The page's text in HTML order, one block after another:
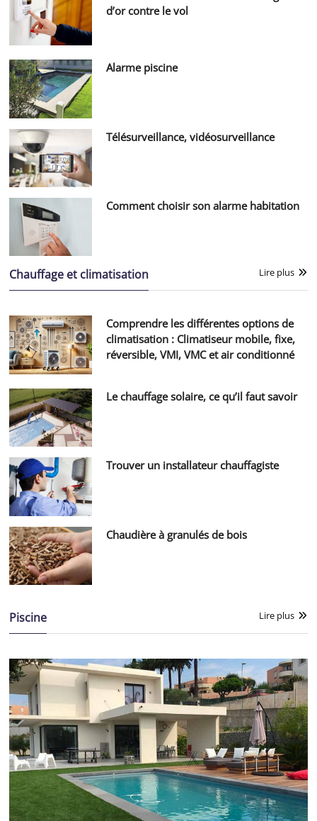
d’or contre le vol
Alarme piscine
Télésurveillance, vidéosurveillance
Comment choisir son alarme habitation
Chauffage et climatisation Lire plus
Comprendre les différentes options de
climatisation : Climatiseur mobile, fixe,
réversible, VMI, VMC et air conditionné
Le chauffage solaire, ce qu’il faut savoir
Trouver un installateur chauffagiste
Chaudière à granulés de bois
Piscine Lire plus